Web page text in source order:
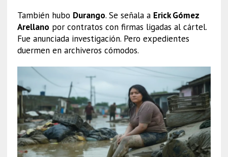
También hubo Durango. Se señala a Erick Gómez
Arellano por contratos con firmas ligadas al cártel.
Fue anunciada investigación. Pero expedientes
duermen en archiveros cómodos.